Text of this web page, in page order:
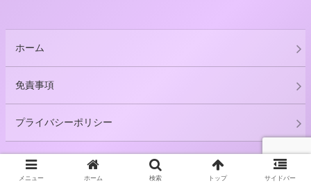
ホーム
免責事項
プライバシーポリシー
© 2021 そらの文庫.
メニュー ホーム 検索 トップ サイドバー